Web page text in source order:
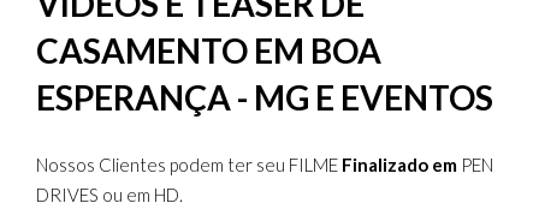
CASAMENTO EM BOA
ESPERANÇA - MG E EVENTOS
Nossos Clientes podem ter seu FILME Finalizado em PEN
DRIVES ou em HD.